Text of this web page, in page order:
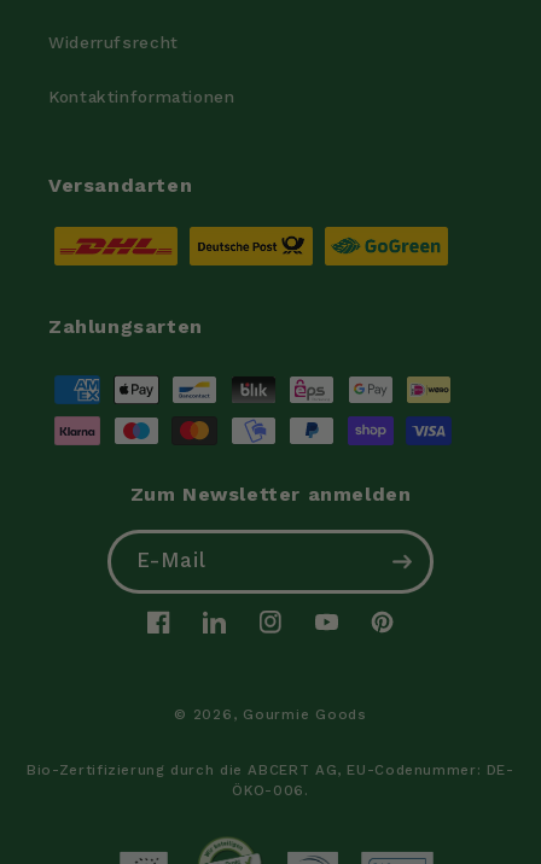
Widerrufsrecht
Kontaktinformationen
Versandarten
Zahlungsarten
Zahlungsmethoden
Zum Newsletter anmelden
E-Mail
FacebookLinkedInInstagramYouTubePinterest
© 2026, Gourmie Goods
Bio-Zertifizierung durch die ABCERT AG, EU-Codenummer: DE-
ÖKO-006.